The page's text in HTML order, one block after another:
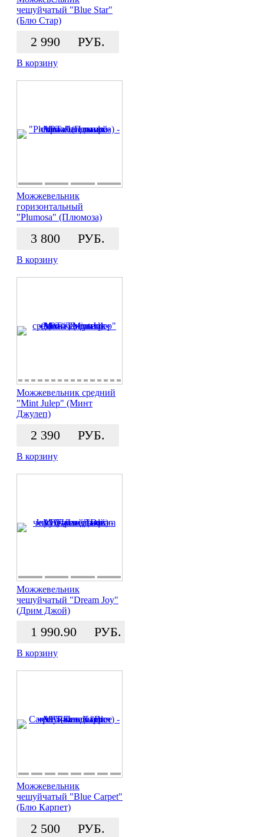
чешуйчатый "Blue Star"
(Блю Стар)
2 990 РУБ.
В корзину
Можжевельник
горизонтальный
"Plumosa" (Плюмоза)
3 800 РУБ.
В корзину
Можжевельник средний
"Mint Julep" (Минт
Джулеп)
2 390 РУБ.
В корзину
Можжевельник
чешуйчатый "Dream Joy"
(Дрим Джой)
1 990.90 РУБ.
В корзину
Можжевельник
чешуйчатый "Blue Carpet"
(Блю Карпет)
2 500 РУБ.